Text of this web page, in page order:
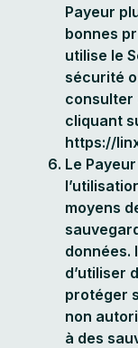
Payeur
bonnes
utilise le
sécurité
consulter
cliquant
https://
Le
moyens
données.
d’utiliser
protéger
non
à des